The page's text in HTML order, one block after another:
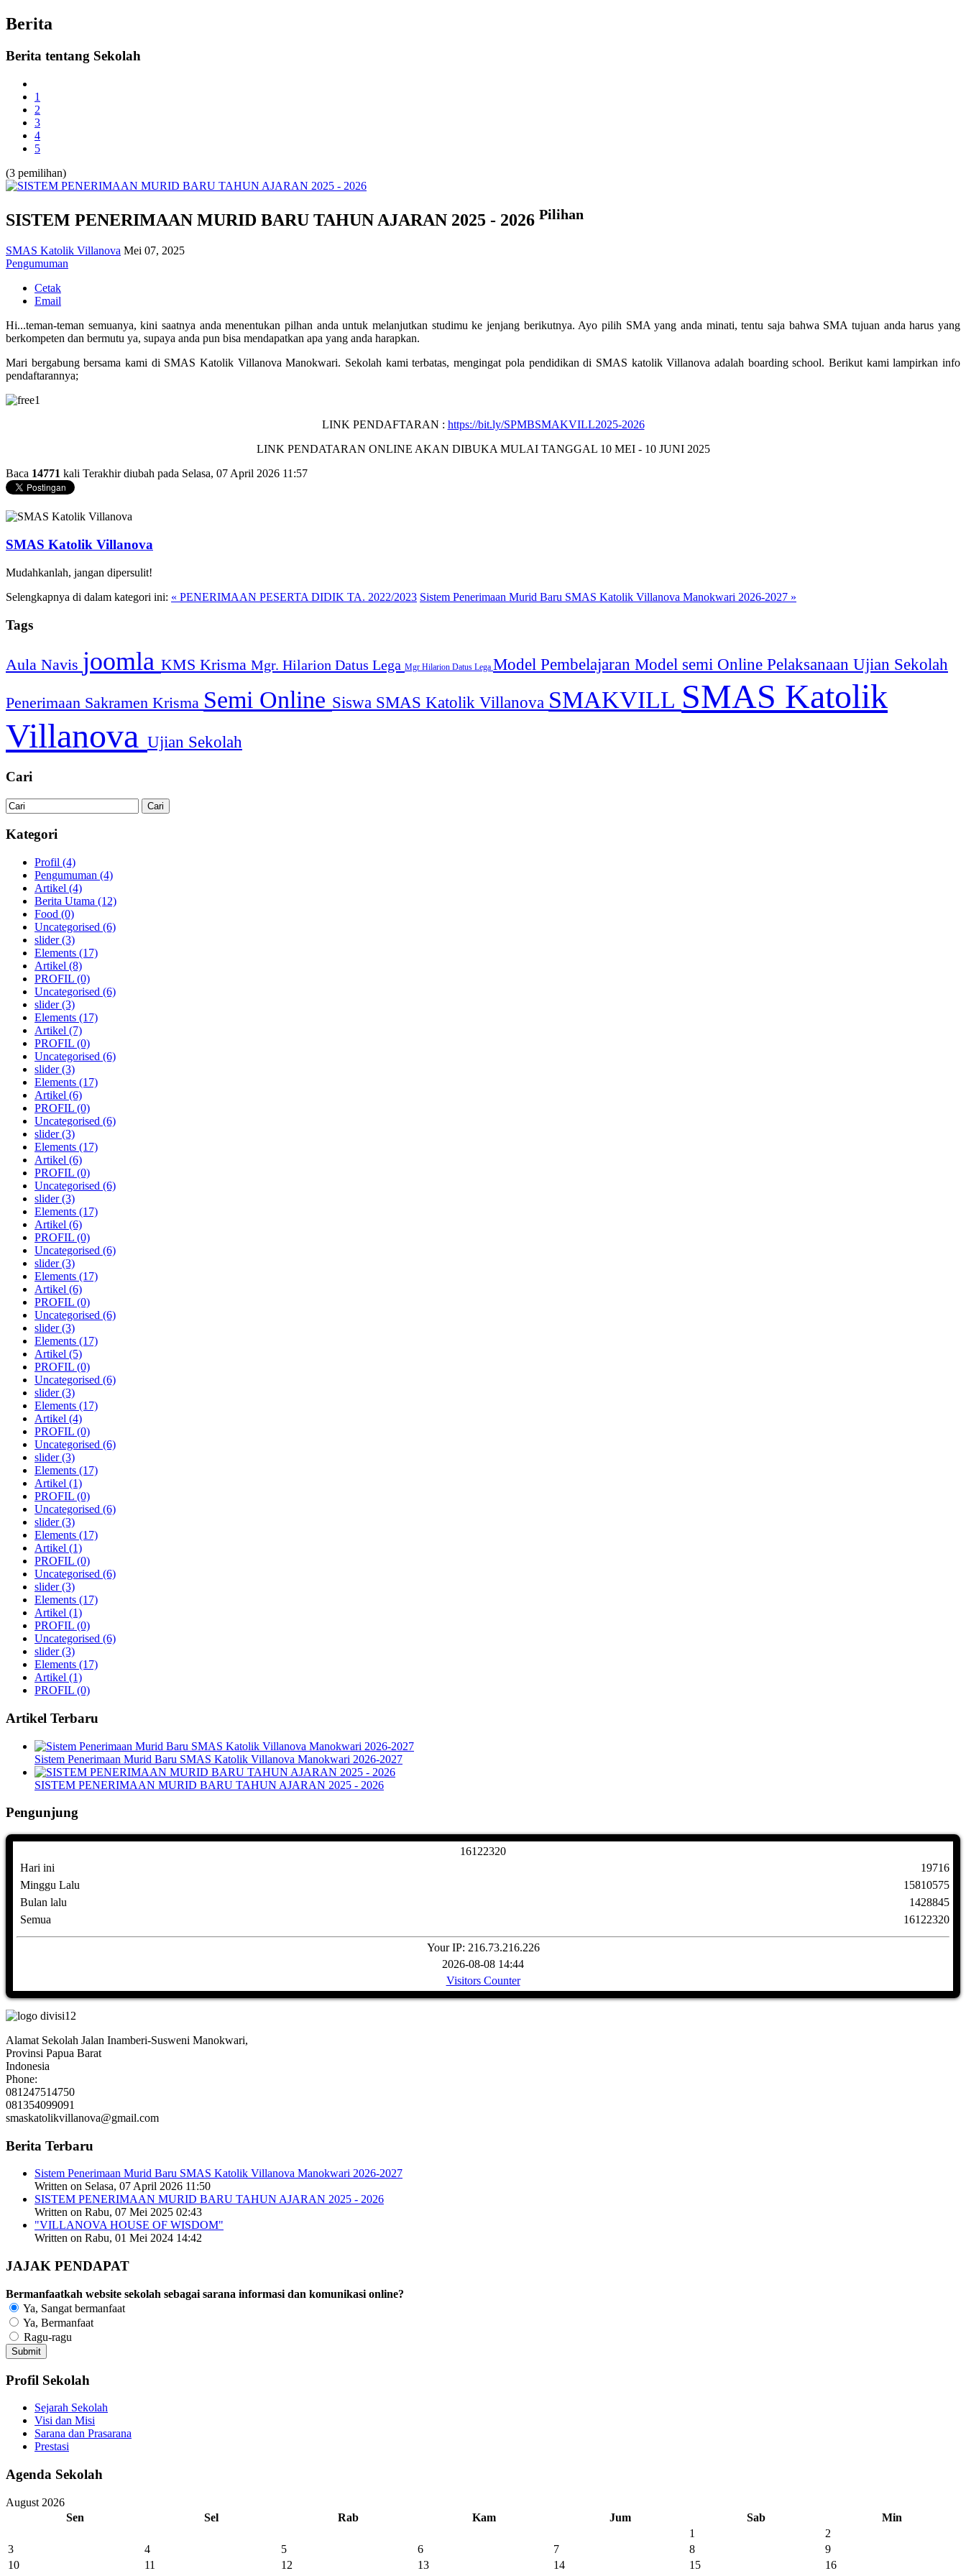
Berita
Berita tentang Sekolah
1
2
3
4
5
(3 pemilihan)
SISTEM PENERIMAAN MURID BARU TAHUN AJARAN 2025 - 2026 Pilihan
SMAS Katolik Villanova Mei 07, 2025
Pengumuman
Cetak
Email
Hi...teman-teman semuanya, kini saatnya anda menentukan pilhan anda untuk melanjutkan studimu ke jenjang berikutnya. Ayo pilih SMA yang anda minati, tentu saja bahwa SMA tujuan anda harus yang
berkompeten dan bermutu ya, supaya anda pun bisa mendapatkan apa yang anda harapkan.
Mari bergabung bersama kami di SMAS Katolik Villanova Manokwari. Sekolah kami terbatas, mengingat pola pendidikan di SMAS katolik Villanova adalah boarding school. Berikut kami lampirkan info
pendaftarannya;
LINK PENDAFTARAN : https://bit.ly/SPMBSMAKVILL2025-2026
LINK PENDATARAN ONLINE AKAN DIBUKA MULAI TANGGAL 10 MEI - 10 JUNI 2025
Baca 14771 kali Terakhir diubah pada Selasa, 07 April 2026 11:57
SMAS Katolik Villanova
Mudahkanlah, jangan dipersulit!
Selengkapnya di dalam kategori ini: « PENERIMAAN PESERTA DIDIK TA. 2022/2023 Sistem Penerimaan Murid Baru SMAS Katolik Villanova Manokwari 2026-2027 »
Tags
Aula Navis joomla KMS Krisma Mgr. Hilarion Datus Lega Mgr Hilarion Datus Lega Model Pembelajaran Model semi Online Pelaksanaan Ujian Sekolah
Penerimaan Sakramen Krisma Semi Online Siswa SMAS Katolik Villanova SMAKVILL SMAS Katolik
Villanova Ujian Sekolah
Cari
Kategori
Profil (4)
Pengumuman (4)
Artikel (4)
Berita Utama (12)
Food (0)
Uncategorised (6)
slider(3)
Elements (17)
Artikel (8)
PROFIL (0)
Uncategorised (6)
slider(3)
Elements (17)
Artikel (7)
PROFIL (0)
Uncategorised (6)
slider(3)
Elements (17)
Artikel (6)
PROFIL (0)
Uncategorised (6)
slider(3)
Elements (17)
Artikel (6)
PROFIL (0)
Uncategorised (6)
slider(3)
Elements (17)
Artikel (6)
PROFIL (0)
Uncategorised (6)
slider(3)
Elements (17)
Artikel (6)
PROFIL (0)
Uncategorised (6)
slider(3)
Elements (17)
Artikel (5)
PROFIL (0)
Uncategorised (6)
slider(3)
Elements (17)
Artikel (4)
PROFIL (0)
Uncategorised (6)
slider(3)
Elements (17)
Artikel (1)
PROFIL (0)
Uncategorised (6)
slider(3)
Elements (17)
Artikel (1)
PROFIL (0)
Uncategorised (6)
slider(3)
Elements (17)
Artikel (1)
PROFIL (0)
Uncategorised (6)
slider(3)
Elements (17)
Artikel (1)
PROFIL (0)
Artikel Terbaru
Sistem Penerimaan Murid Baru SMAS Katolik Villanova Manokwari 2026-2027
SISTEM PENERIMAAN MURID BARU TAHUN AJARAN 2025 - 2026
Pengunjung
161 22320
Hari ini
Minggu Lalu
Bulan lalu
Semua
19716
15810575
1428845
16122320
Your IP: 216.73.216.226
2026-08-08 14:44
Visitors Counter
Alamat Sekolah Jalan Inamberi-Susweni Manokwari,
Provinsi Papua Barat
Indonesia
Phone:
081247514750
081354099091
smaskatolikvillanova@gmail.com
Berita Terbaru
Sistem Penerimaan Murid Baru SMAS Katolik Villanova Manokwari 2026-2027
Written on Selasa, 07 April 2026 11:50
SISTEM PENERIMAAN MURID BARU TAHUN AJARAN 2025 - 2026
Written on Rabu, 07 Mei 2025 02:43
"VILLANOVA HOUSE OF WISDOM"
Written on Rabu, 01 Mei 2024 14:42
JAJAK PENDAPAT
Bermanfaatkah website sekolah sebagai sarana informasi dan komunikasi online?
Ya, Sangat bermanfaat
Ya, Bermanfaat
Ragu-ragu
Profil Sekolah
Sejarah Sekolah
Visi dan Misi
Sarana dan Prasarana
Prestasi
Agenda Sekolah
August 2026
Sen
Sel Rab Kam Jum Sab
Min
1
2
3
4 5 6 7 8
9
10
11 12 13 14 15
16